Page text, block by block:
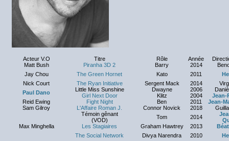
Acteur V.O Titre Rôle Année
Matt Bush
Piranha 3D 2 Barry 2014
Jay Chou
The Green Hornet Kato 2011
Nick Court
The Ryan Initiative Sergent Mack 2014
Paul Dano
Little Miss Sunshine Dwayne 2006
Girl Next Door
Klitz 2004
Jean-
Reid Ewing
Fight Night Ben 2011
Jean-
Sam Gilroy
L'Affaire Roman J. Connor Novick 2018
Max Minghella
Témoin gênant
(VOD)
Tom 2014
Les Stagiaires
Graham Hawtrey 2013
The Social Network
Divya Narendra 2010